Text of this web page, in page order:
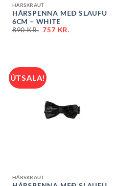
HÁRSKRAUT
HÁRSPENNA MEÐ SLAUFU
6CM – WHITE
890KR. 757 KR.
ÚTSALA!
HÁRSKRAUT